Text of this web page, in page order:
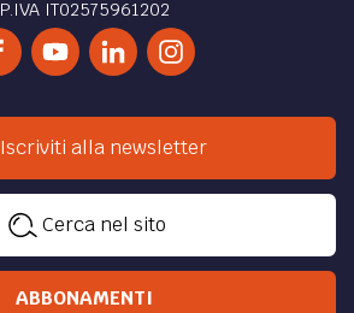
P.IVA IT02575961202
Iscriviti alla newsletter
Cerca nel sito
ABBONAMENTI